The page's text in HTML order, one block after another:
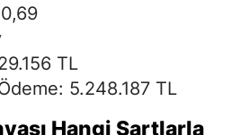
TL
5.248.187 TL
Hangi Şartlarla